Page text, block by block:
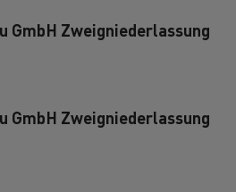
GmbH Zweigniederlassung
GmbH Zweigniederlassung